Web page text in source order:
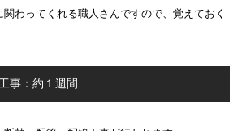
関わってくれる職人さんですので、覚えておく
事：約１週間